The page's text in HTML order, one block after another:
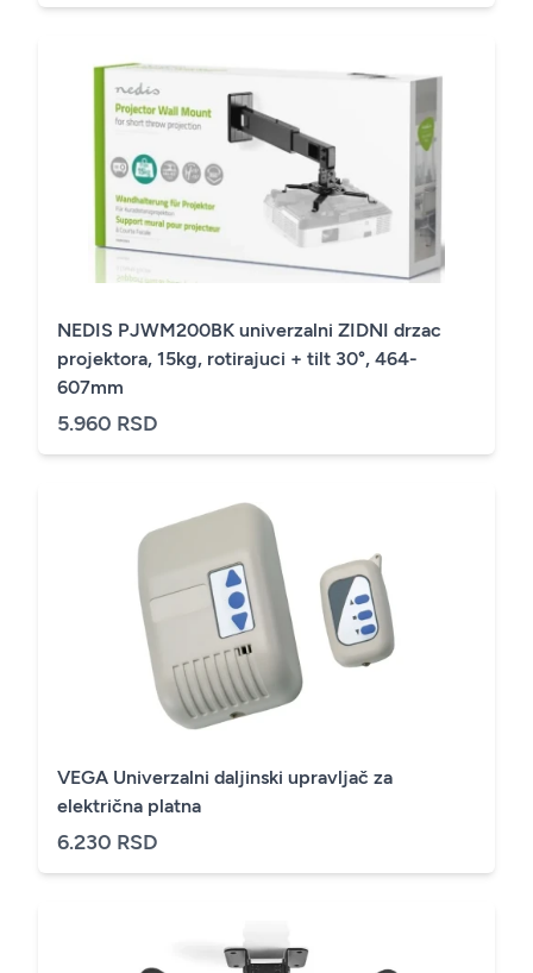
NEDIS PJWM200BK univerzalni ZIDNI drzac
projektora, 15kg, rotirajuci + tilt 30°, 464-
607mm
5.960 RSD
VEGA Univerzalni daljinski upravljač za
električna platna
6.230 RSD